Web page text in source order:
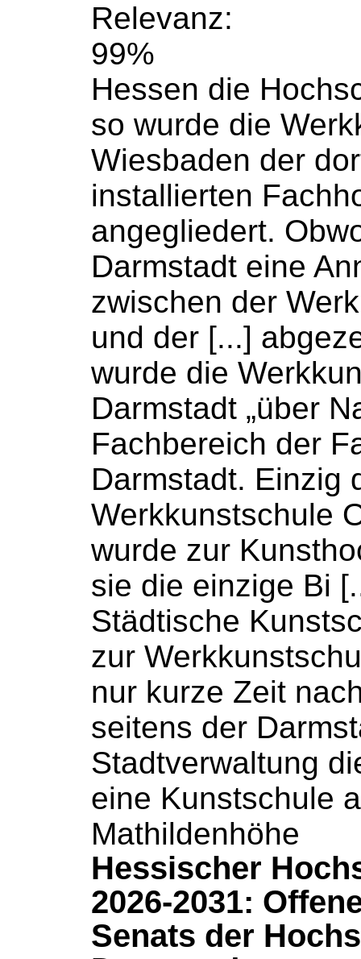
Relevanz:
99%
Hessen die
so wurde die
Wiesbaden der
installierten
angegliedert.
Darmstadt eine
zwischen der
und der [...]
wurde die
Darmstadt „über
Fachbereich der
Darmstadt. Einzig
Werkkunstschule
wurde zur
sie die einzige Bi
Städtische
zur
nur kurze Zeit
seitens der
Stadtverwaltung
eine Kunstschule
Mathildenhöhe
Hessischer
2026-2031:
Senats der